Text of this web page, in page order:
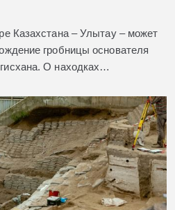
Казахстана – Улытау – может
гробницы основателя
О находках…